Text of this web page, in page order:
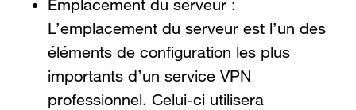
Emplacement du serveur :
L’emplacement du serveur est l’un des
éléments de configuration les plus
importants d’un service VPN
professionnel. Celui-ci utilisera